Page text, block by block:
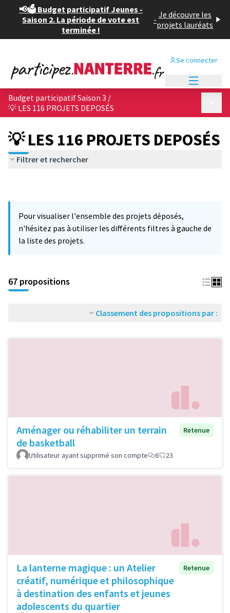
📢🗳️ Budget participatif Jeunes -
Saison 2. La période de vote est
terminée !
- Je découvre les
projets lauréats
Se connecter
Budget participatif Saison 3 /
💡 LES 116 PROJETS DEPOSÉS
💡 LES 116 PROJETS DEPOSÉS
Filtrer et rechercher
Pour visualiser l'ensemble des projets déposés,
n'hésitez pas à utiliser les différents filtres à gauche de
la liste des projets.
67 propositions
Classement des propositions par :
Aménager ou réhabiliter un terrain
de basketball
Retenue
Utilisateur ayant supprimé son compte 6 23
La lanterne magique : un Atelier
créatif, numérique et philosophique
à destination des enfants et jeunes
adolescents du quartier
Retenue